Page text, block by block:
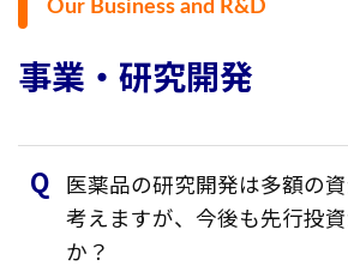
Our Business and R&D
事業・研究開発
医薬品の研究開発は多額の
考えますが、今後も先行投
か？